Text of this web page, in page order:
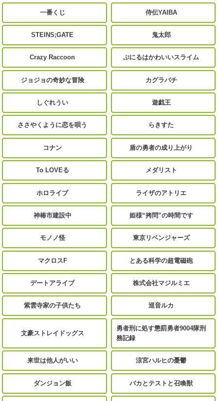
一番くじ 侍伝YAIBA
STEINS;GATE 鬼太郎
Crazy Raccoon ぷにるはかわいいスライム
ジョジョの奇妙な冒険 カグラバチ
しぐれうい 遊戯王
ささやくように恋を唄う らきすた
コナン 盾の勇者の成り上がり
To LOVEる メダリスト
ホロライブ ライザのアトリエ
神椿市建設中 姫様“拷問”の時間です
モノノ怪 東京リベンジャーズ
マクロスF とある科学の超電磁砲
デートアライブ 株式会社マジルミエ
紫雲寺家の子供たち 巡音ルカ
文豪ストレイドッグス
勇者刑に処す懲罰勇者9004隊刑
務記録
来世は他人がいい 涼宮ハルヒの憂鬱
ダンジョン飯 バカとテストと召喚獣